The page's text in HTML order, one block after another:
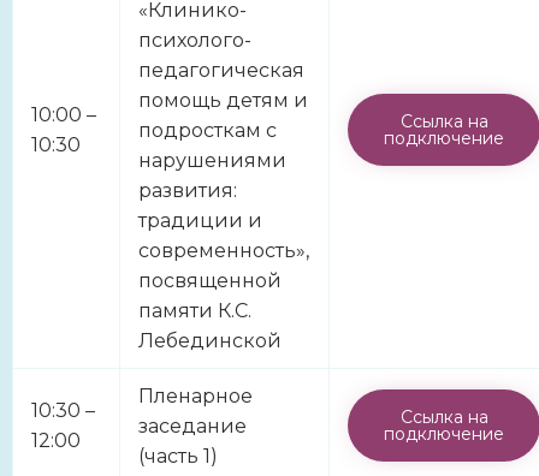
10:00 –
10:30
«Клинико-
психолого-
педагогическая
помощь детям и
подросткам с
нарушениями
развития:
традиции и
современность»,
посвященной
памяти К.С.
Лебединской
Ссылка на
подключение
10:30 –
12:00
Пленарное
заседание
(часть 1)
Ссылка на
подключение